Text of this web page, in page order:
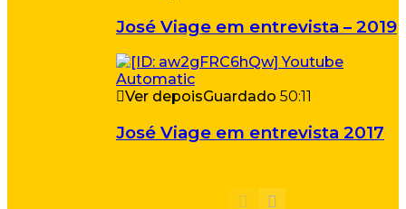
José Viage em entrevista – 2019
Ver depoisGuardado 50:11
José Viage em entrevista 2017